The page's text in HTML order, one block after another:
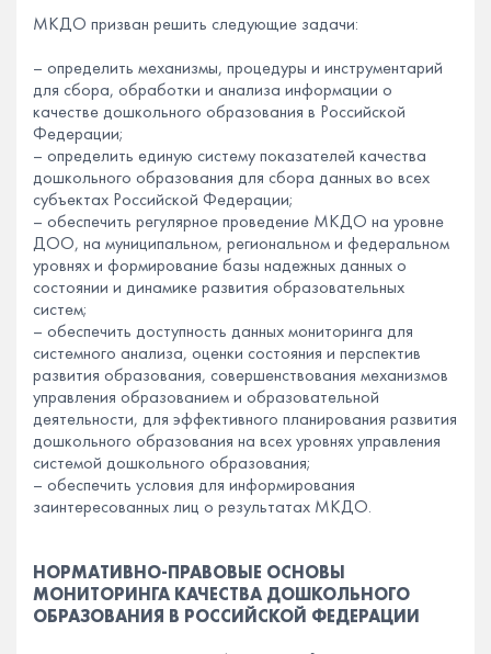
МКДО призван решить следующие задачи:
– определить механизмы, процедуры и инструментарий
для сбора, обработки и анализа информации о
качестве дошкольного образования в Российской
Федерации;
– определить единую систему показателей качества
дошкольного образования для сбора данных во всех
субъектах Российской Федерации;
– обеспечить регулярное проведение МКДО на уровне
ДОО, на муниципальном, региональном и федеральном
уровнях и формирование базы надежных данных о
состоянии и динамике развития образовательных
систем;
– обеспечить доступность данных мониторинга для
системного анализа, оценки состояния и перспектив
развития образования, совершенствования механизмов
управления образованием и образовательной
деятельности, для эффективного планирования развития
дошкольного образования на всех уровнях управления
системой дошкольного образования;
– обеспечить условия для информирования
заинтересованных лиц о результатах МКДО.
НОРМАТИВНО-ПРАВОВЫЕ ОСНОВЫ
МОНИТОРИНГА КАЧЕСТВА ДОШКОЛЬНОГО
ОБРАЗОВАНИЯ В РОССИЙСКОЙ ФЕДЕРАЦИИ